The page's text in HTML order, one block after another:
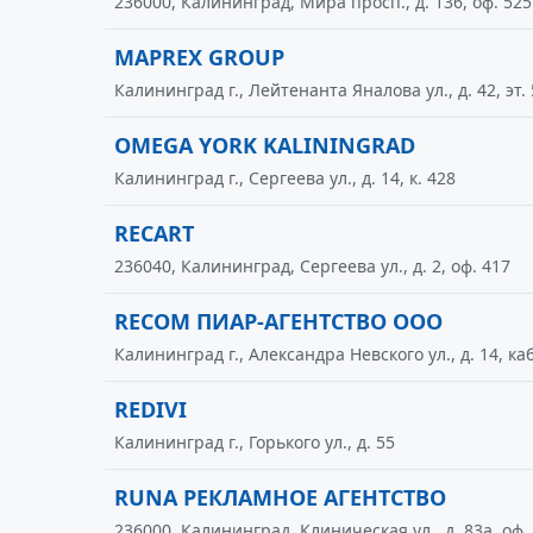
MAPREX GROUP
Калининград г., Лейтенанта Яналова ул., д. 42, эт.
OMEGA YORK KALININGRAD
Калининград г., Сергеева ул., д. 14, к. 428
RECART
236040, Калининград, Сергеева ул., д. 2, оф. 417
RECOM ПИАР-АГЕНТСТВО ООО
Калининград г., Александра Невского ул., д. 14,
REDIVI
Калининград г., Горького ул., д. 55
RUNA РЕКЛАМНОЕ АГЕНТСТВО